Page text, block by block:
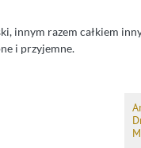
innym razem całkiem
i przyjemne.